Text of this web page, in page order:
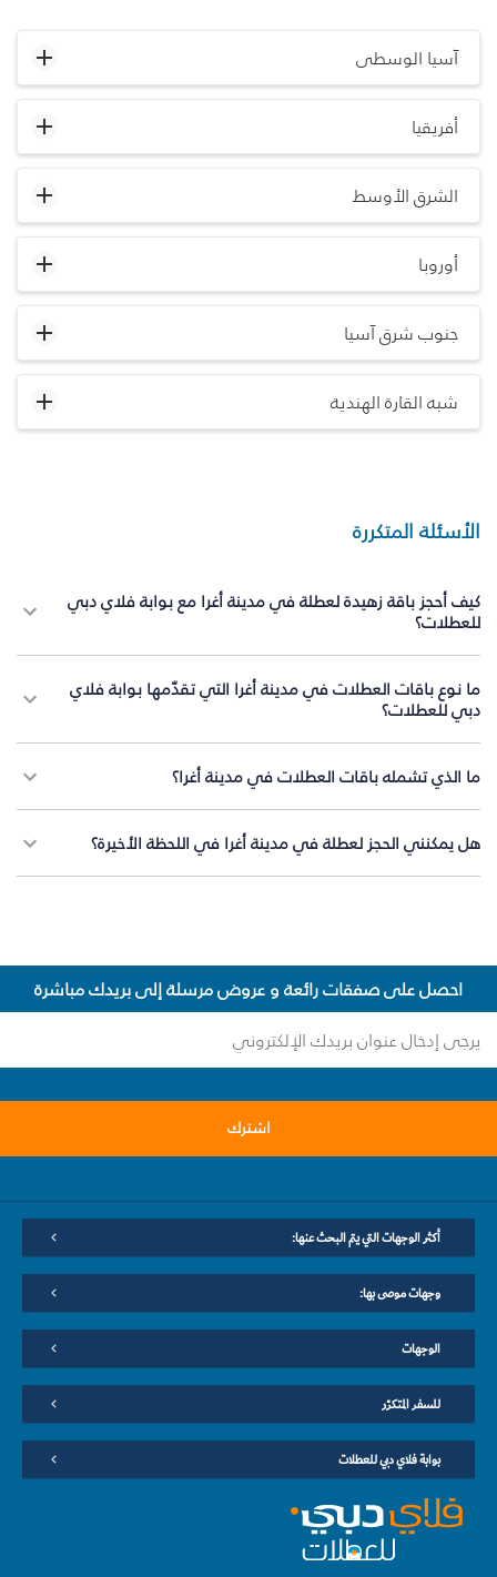
آسيا الوسطى
أفريقيا
الشرق الأوسط
أوروبا
جنوب شرق آسيا
شبه القارة الهندية
الأسئلة المتكررة
كيف أحجز باقة زهيدة لعطلة في مدينة أغرا مع بوابة فلاي دبي
للعطلات؟
ما نوع باقات العطلات في مدينة أغرا التي تقدّمها بوابة فلاي
دبي للعطلات؟
ما الذي تشمله باقات العطلات في مدينة أغرا؟
هل يمكنني الحجز لعطلة في مدينة أغرا في اللحظة الأخيرة؟
احصل على صفقات رائعة و عروض مرسلة إلى بريدك مباشرة
اشترك
أكثر الوجهات التي يتم البحث عنها:
وجهات موصى بها:
الوجهات
للسفر المتكرّر
بوابة فلاي دبي للعطلات